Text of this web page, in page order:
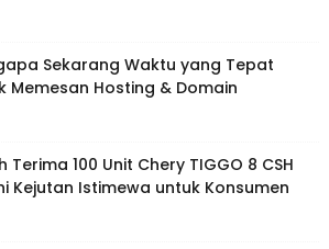
Sekarang Waktu yang Tepat
Memesan Hosting & Domain
Terima 100 Unit Chery TIGGO 8 CSH
Kejutan Istimewa untuk Konsumen